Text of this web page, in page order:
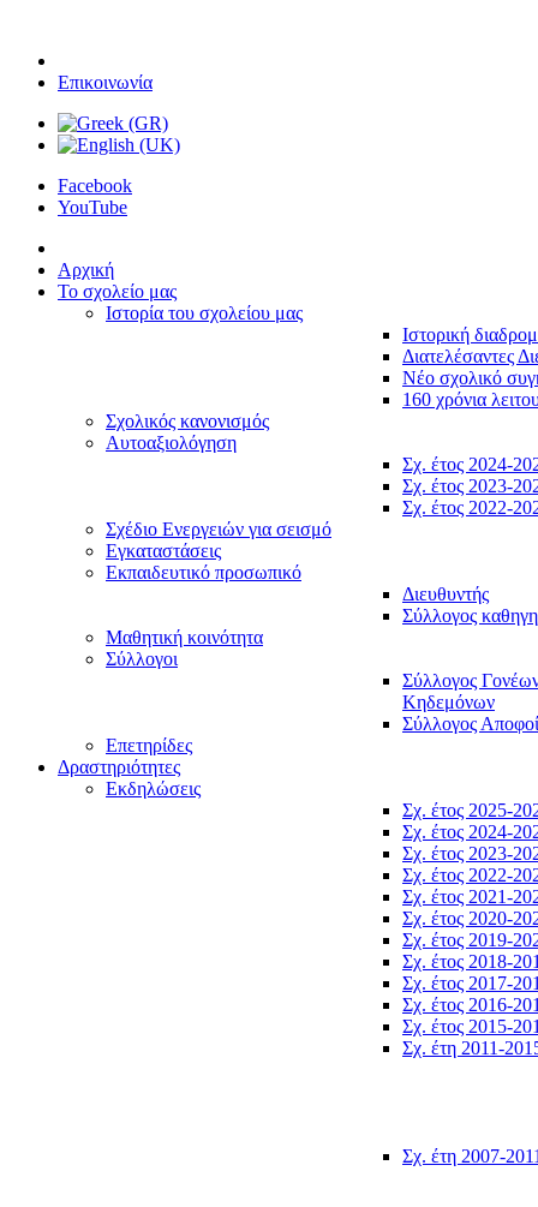
Επικοινωνία
Facebook
YouTube
Αρχική
Το σχολείο μας
Ιστορία του σχολείου μας
Ιστορική
Διατελέσαντες
Νέο σχολικό
160 χρόνια
Σχολικός κανονισμός
Αυτοαξιολόγηση
Σχ. έτος 2024-
Σχ. έτος 2023-
Σχ. έτος 2022-
Σχέδιο Ενεργειών για σεισμό
Εγκαταστάσεις
Εκπαιδευτικό προσωπικό
Διευθυντής
Σύλλογος
Μαθητική κοινότητα
Σύλλογοι
Σύλλογος
Κηδεμόνων
Σύλλογος
Επετηρίδες
Δραστηριότητες
Εκδηλώσεις
Σχ. έτος 2025-
Σχ. έτος 2024-
Σχ. έτος 2023-
Σχ. έτος 2022-
Σχ. έτος 2021-
Σχ. έτος 2020-
Σχ. έτος 2019-
Σχ. έτος 2018-
Σχ. έτος 2017-
Σχ. έτος 2016-
Σχ. έτος 2015-
Σχ. έτη 2011-
Σχ. έτη 2007-